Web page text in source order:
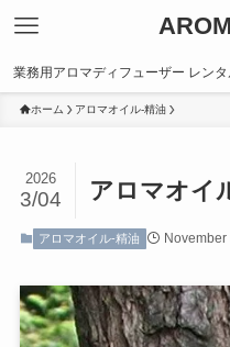
業務用アロマディフューザー レン
ホーム アロマオイル-精油
アロマオイ
2026
3/04
アロマオイル-精油 November